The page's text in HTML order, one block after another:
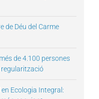
de Déu del Carme
de 4.100 persones
Ecologia Integral: